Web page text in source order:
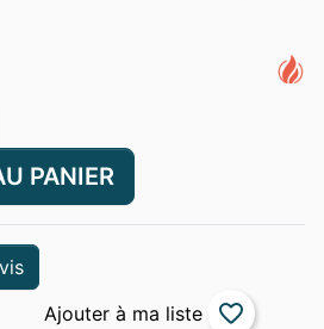
PANIER
favorite_border